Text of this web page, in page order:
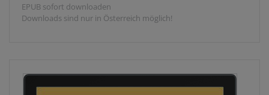
EPUB sofort downloaden
Downloads sind nur in Österreich möglich!